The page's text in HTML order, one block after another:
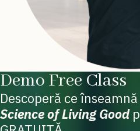
Demo Free Class
Descoperă ce
Science of Living Good